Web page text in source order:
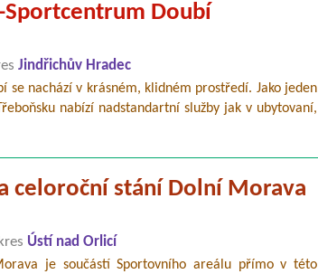
Doubí
Jindřichův Hradec
se nachází v krásném, klidném prostředí. Jako jeden
nabízí nadstandartní služby jak v ubytovaní,
celoroční stání Dolní Morava
Ústí nad Orlicí
je součástí Sportovního areálu přímo v této